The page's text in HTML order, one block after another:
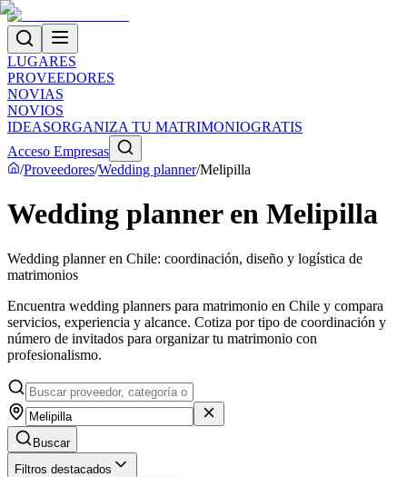
LUGARES
PROVEEDORES
NOVIAS
NOVIOS
IDEASORGANIZA TU MATRIMONIOGRATIS
Acceso Empresas
/Proveedores/Wedding planner/Melipilla
Wedding planner en Melipilla
Wedding planner en Chile: coordinación, diseño y logística de
matrimonios
Encuentra wedding planners para matrimonio en Chile y compara
servicios, experiencia y alcance. Cotiza por tipo de coordinación y
número de invitados para organizar tu matrimonio con
profesionalismo.
Buscar
Filtros destacados